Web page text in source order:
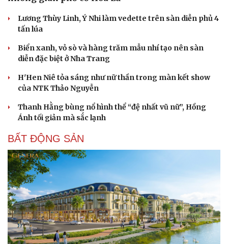
Lương Thùy Linh, Ý Nhi làm vedette trên sàn diễn phủ 4
tấn lúa
Biển xanh, vỏ sò và hàng trăm mẫu nhí tạo nên sàn
diễn đặc biệt ở Nha Trang
H'Hen Niê tỏa sáng như nữ thần trong màn kết show
của NTK Thảo Nguyễn
Thanh Hằng bùng nổ hình thể “đệ nhất vũ nữ”, Hồng
Ánh tối giản mà sắc lạnh
BẤT ĐỘNG SẢN